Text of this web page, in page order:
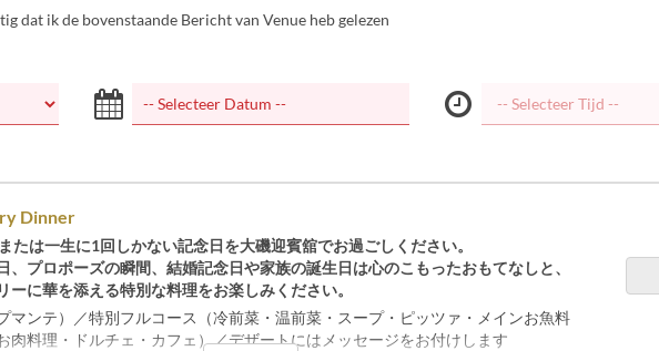
dat ik de bovenstaande Bericht van Venue heb gelezen
Dinner
たは一生に1回しかない記念日を大磯迎賓舘でお過ごしください。
、プロポーズの瞬間、結婚記念日や家族の誕生日は心のこもったおもてなしと、
ーに華を添える特別な料理をお楽しみください。
マンテ）／特別フルコース（冷前菜・温前菜・スープ・ピッツァ・メインお魚料
肉料理・ドルチェ・カフェ）／デザートにはメッセージをお付けします